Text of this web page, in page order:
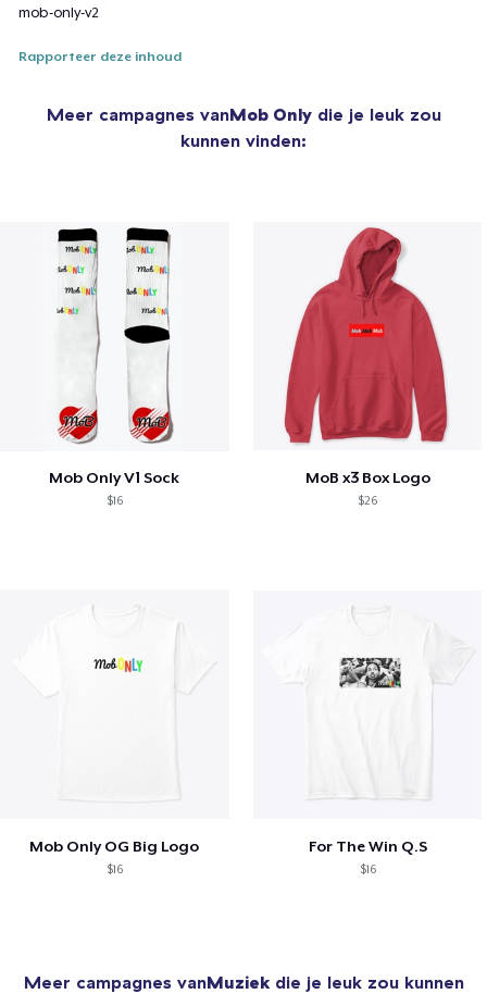
mob-only-v2
Rapporteer deze inhoud
Meer campagnes vanMob Onlydie je leuk zou
kunnen vinden:
Mob Only V1 Sock
$16
MoB x3 Box Logo
$26
Mob Only OG Big Logo
$16
For The Win Q.S
$16
Meer campagnes vanMuziekdie je leuk zou kunnen